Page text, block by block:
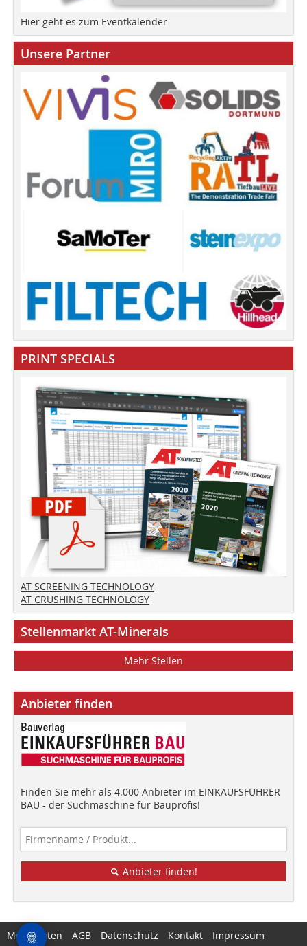
Hier geht es zum Eventkalender
Unsere Partner
PRINT SPECIALS
AT SCREENING TECHNOLOGY
AT CRUSHING TECHNOLOGY
Stellenmarkt AT-Minerals
Mehr Stellen
Anbieter finden
Finden Sie mehr als 4.000 Anbieter im EINKAUFSFÜHRER
BAU - der Suchmaschine für Bauprofis!
Anbieter finden!
Mediadaten AGB Datenschutz Kontakt Impressum